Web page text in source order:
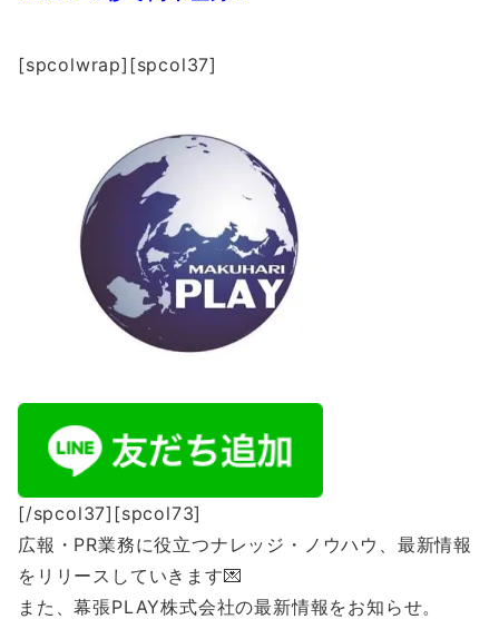
[spcolwrap][spcol37]
[/spcol37][spcol73]
広報・PR業務に役立つナレッジ・ノウハウ、最新情報
をリリースしていきます💌
また、幕張PLAY株式会社の最新情報をお知らせ。